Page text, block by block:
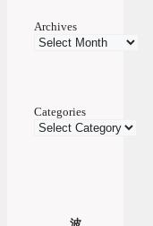
Archives
Categories